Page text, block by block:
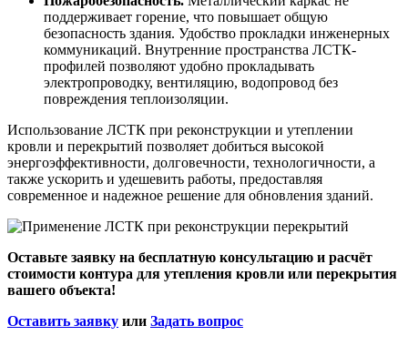
поддерживает горение, что повышает общую
безопасность здания. Удобство прокладки инженерных
коммуникаций. Внутренние пространства ЛСТК-
профилей позволяют удобно прокладывать
электропроводку, вентиляцию, водопровод без
повреждения теплоизоляции.
Использование ЛСТК при реконструкции и утеплении
кровли и перекрытий позволяет добиться высокой
энергоэффективности, долговечности, технологичности, а
также ускорить и удешевить работы, предоставляя
современное и надежное решение для обновления зданий.
Оставьте заявку на бесплатную консультацию и расчёт
стоимости контура для утепления кровли или перекрытия
вашего объекта!
Оставить заявку или Задать вопрос